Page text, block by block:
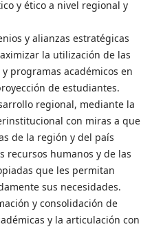
y ético a nivel regional y
y alianzas estratégicas
la utilización de las
programas académicos en
de estudiantes.
regional, mediante la
con miras a que
de la región y del país
recursos humanos y de las
que les permitan
sus necesidades.
y consolidación de
y la articulación con